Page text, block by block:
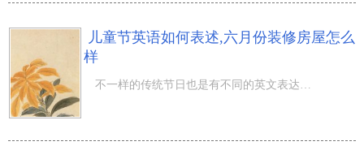
儿童节英语如何表述,六月份装修房屋怎么
样
不一样的传统节日也是有不同的英文表达形式，那麼儿童节英语如何表述,六月份装修房屋怎么样？在二十一世纪